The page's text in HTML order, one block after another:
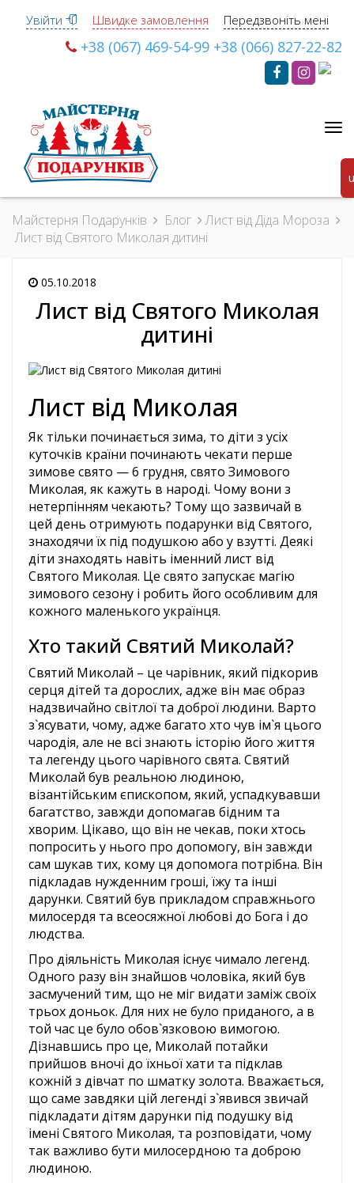
Увійти Швидке замовлення Передзвоніть мені
+38 (067) 469-54-99 +38 (066) 827-22-82
Майстерня Подарунків Блог
Лист від Діда Мороза
Лист від Святого Миколая дитині
05.10.2018
Лист від Святого Миколая
дитині
Лист від Миколая
Як тільки починається зима, то діти з усіх
куточків країни починають чекати перше
зимове свято — 6 грудня, свято Зимового
Миколая, як кажуть в народі. Чому вони з
нетерпінням чекають? Тому що зазвичай в
цей день отримують подарунки від Святого,
знаходячи їх під подушкою або у взутті. Деякі
діти знаходять навіть іменний лист від
Святого Миколая. Це свято запускає магію
зимового сезону і робить його особливим для
кожного маленького українця.
Хто такий Святий Миколай?
Святий Миколай – це чарівник, який підкорив
серця дітей та дорослих, адже він має образ
надзвичайно світлої та доброї людини. Варто
з`ясувати, чому, адже багато хто чув ім`я цього
чародія, але не всі знають історію його життя
та легенду цього чарівного свята. Святий
Миколай був реальною людиною,
візантійським єпископом, який, успадкувавши
багатство, завжди допомагав бідним та
хворим. Цікаво, що він не чекав, поки хтось
попросить у нього про допомогу, він завжди
сам шукав тих, кому ця допомога потрібна. Він
підкладав нужденним гроші, їжу та інші
дарунки. Святий був прикладом справжнього
милосердя та всеосяжної любові до Бога і до
людства.
Про діяльність Миколая існує чимало легенд.
Одного разу він знайшов чоловіка, який був
засмучений тим, що не міг видати заміж своїх
трьох доньок. Для них не було приданого, а в
той час це було обов`язковою вимогою.
Дізнавшись про це, Миколай потайки
прийшов вночі до їхньої хати та підклав
кожній з дівчат по шматку золота. Вважається,
що саме завдяки цій легенді з`явився звичай
підкладати дітям дарунки під подушку від
імені Святого Миколая, та розповідати, чому
так важливо бути милосердною та доброю
людиною.